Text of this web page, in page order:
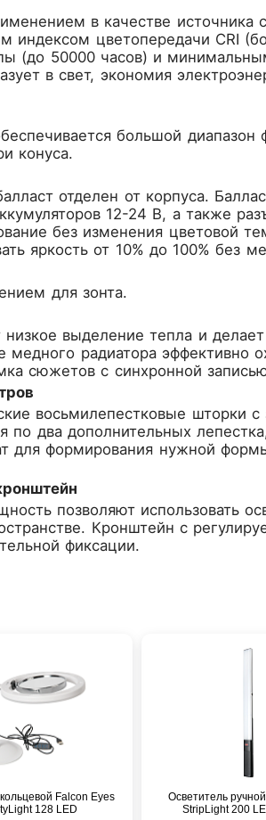
в качестве
индексом цветопередачи CRI
(до 50000 часов) и
в свет, экономия
большой диапазон
конуса.
отделен от корпуса.
12-24 В, а также
без изменения цветовой
яркость от 10% до 100% без
для зонта.
низкое выделение тепла и
радиатора эффективно
сюжетов с синхронной
восьмилепестковые шторки
по два дополнительных
для формирования нужной
позволяют использовать
Кронштейн с
фиксации.
Falcon Eyes
128 LED
Осветитель
StripLight 200